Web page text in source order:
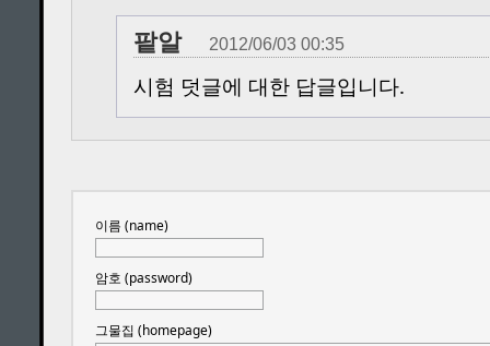
팥알 2012/06/03 00:35
시험 덧글에 대한 답글입니다.
이름 (name)
암호 (password)
그물집 (homepage)